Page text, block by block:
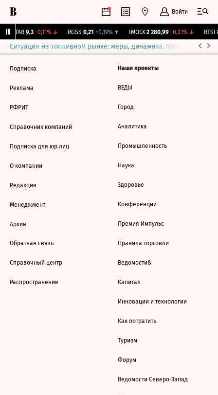
Войти
UTAR 9,3 -0,11%↓ RGSS 0,21 +0,19%↑ IMOEX 2 280,99 -0,21%↓ RTSI
Ситуация на топливном рынке: меры, динамика, прогнозы
Подписка
Реклама
РФРИТ
Справочник компаний
Подписка для юр.лиц
О компании
Редакция
Менеджмент
Архив
Обратная связь
Справочный центр
Распространение
Наши проекты
ВЕДЫ
Город
Аналитика
Промышленность
Наука
Здоровье
Конференции
Премия Импульс
Правила торговли
Ведомости&
Капитал
Инновации и технологии
Как потратить
Туризм
Форум
Ведомости Северо-Запад